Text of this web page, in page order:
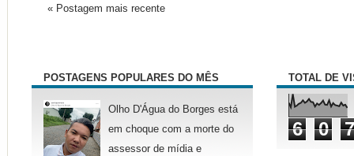
« Postagem mais recente
POSTAGENS POPULARES DO MÊS
Olho D'Água do Borges está
em choque com a morte do
assessor de mídia e
TOTAL DE
6 0 7